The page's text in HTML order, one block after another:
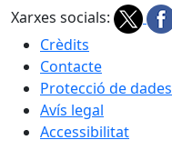
Xarxes socials:
Crèdits
Contacte
Protecció de dades
Avís legal
Accessibilitat